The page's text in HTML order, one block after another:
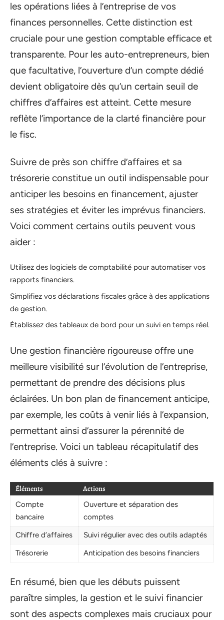
les opérations liées à l’entreprise de vos
finances personnelles. Cette distinction est
cruciale pour une gestion comptable efficace et
transparente. Pour les auto-entrepreneurs, bien
que facultative, l’ouverture d’un compte dédié
devient obligatoire dès qu’un certain seuil de
chiffres d’affaires est atteint. Cette mesure
reflète l’importance de la clarté financière pour
le fisc.
Suivre de près son chiffre d’affaires et sa
trésorerie constitue un outil indispensable pour
anticiper les besoins en financement, ajuster
ses stratégies et éviter les imprévus financiers.
Voici comment certains outils peuvent vous
aider :
Utilisez des logiciels de comptabilité pour automatiser vos
rapports financiers.
Simplifiez vos déclarations fiscales grâce à des applications
de gestion.
Établissez des tableaux de bord pour un suivi en temps réel.
Une gestion financière rigoureuse offre une
meilleure visibilité sur l’évolution de l’entreprise,
permettant de prendre des décisions plus
éclairées. Un bon plan de financement anticipe,
par exemple, les coûts à venir liés à l’expansion,
permettant ainsi d’assurer la pérennité de
l’entreprise. Voici un tableau récapitulatif des
éléments clés à suivre :
Éléments Actions
Compte
bancaire
Ouverture et séparation des
comptes
Chiffre d’affaires
Suivi régulier avec des outils adaptés
Trésorerie
Anticipation des besoins financiers
En résumé, bien que les débuts puissent
paraître simples, la gestion et le suivi financier
sont des aspects complexes mais cruciaux pour